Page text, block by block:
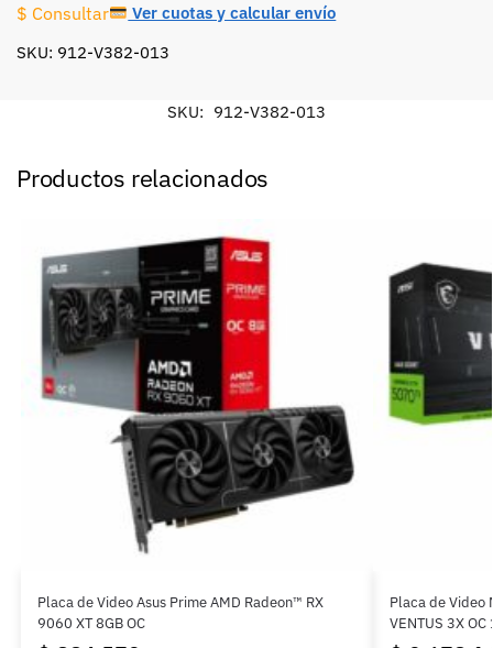
$ Consultar Ver cuotas y calcular envío
SKU: 912-V382-013
SKU: 912-V382-013
Productos relacionados
Placa de Video Asus Prime AMD Radeon™ RX
9060 XT 8GB OC
Placa de Video
VENTUS 3X OC